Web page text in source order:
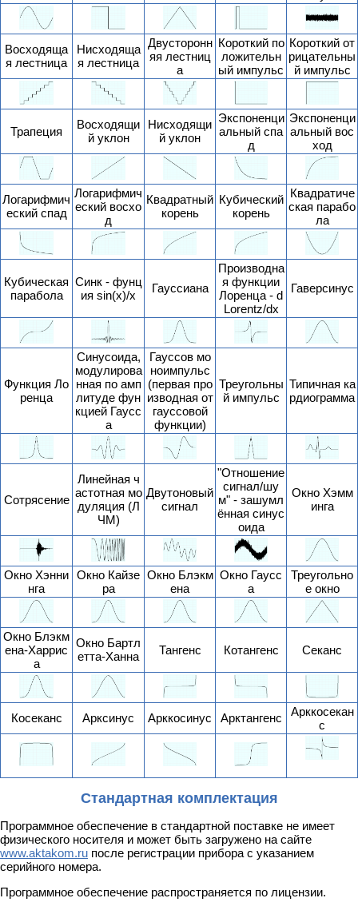
Восходяща
я лестница
Нисходяща
я лестница
Двусторонн
яя лестниц
а
Короткий по
ложительн
ый импульс
Короткий от
рицательны
й импульс
Трапеция
Восходящи
й уклон
Нисходящи
й уклон
Экспоненци
альный спа
д
Экспоненци
альный вос
ход
Логарифмич
еский спад
Логарифмич
еский восхо
д
Квадратный
корень
Кубический
корень
Квадратиче
ская парабо
ла
Кубическая
парабола
Синк - фунц
ия sin(x)/x
Гауссиана
Производна
я функции
Лоренца - d
Lorentz/dx
Гаверсинус
Функция Ло
ренца
Синусоида,
модулирова
нная по амп
литуде фун
кцией Гаусс
а
Гауссов мо
ноимпульс
(первая про
изводная от
гауссовой
функции)
Треугольны
й импульс
Типичная ка
рдиограмма
Сотрясение
Линейная ч
астотная мо
дуляция (Л
ЧМ)
Двутоновый
сигнал
"Отношение
сигнал/шу
м" - зашумл
ённая синус
оида
Окно Хэмм
инга
Окно Хэнни
нга
Окно Кайзе
ра
Окно Блэкм
ена
Окно Гаусс
а
Треугольно
е окно
Окно Блэкм
ена-Харрис
а
Окно Бартл
етта-Ханна
Тангенс Котангенс Секанс
Косеканс Арксинус Арккосинус Арктангенс
Арккосекан
с
Стандартная комплектация
Программное обеспечение в стандартной поставке не имеет
физического носителя и может быть загружено на сайте
www.aktakom.ru после регистрации прибора с указанием
серийного номера.
Программное обеспечение распространяется по лицензии.